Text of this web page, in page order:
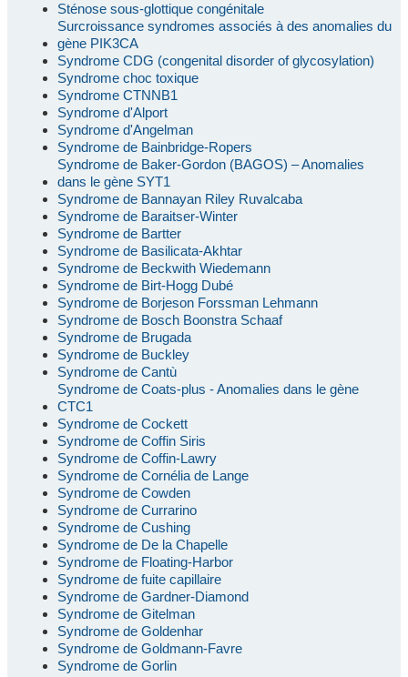
Sténose sous-glottique congénitale
Surcroissance syndromes associés à des anomalies du
gène PIK3CA
Syndrome CDG (congenital disorder of glycosylation)
Syndrome choc toxique
Syndrome CTNNB1
Syndrome d'Alport
Syndrome d'Angelman
Syndrome de Bainbridge-Ropers
Syndrome de Baker-Gordon (BAGOS) – Anomalies
dans le gène SYT1
Syndrome de Bannayan Riley Ruvalcaba
Syndrome de Baraitser-Winter
Syndrome de Bartter
Syndrome de Basilicata-Akhtar
Syndrome de Beckwith Wiedemann
Syndrome de Birt-Hogg Dubé
Syndrome de Borjeson Forssman Lehmann
Syndrome de Bosch Boonstra Schaaf
Syndrome de Brugada
Syndrome de Buckley
Syndrome de Cantù
Syndrome de Coats-plus - Anomalies dans le gène
CTC1
Syndrome de Cockett
Syndrome de Coffin Siris
Syndrome de Coffin-Lawry
Syndrome de Cornélia de Lange
Syndrome de Cowden
Syndrome de Currarino
Syndrome de Cushing
Syndrome de De la Chapelle
Syndrome de Floating-Harbor
Syndrome de fuite capillaire
Syndrome de Gardner-Diamond
Syndrome de Gitelman
Syndrome de Goldenhar
Syndrome de Goldmann-Favre
Syndrome de Gorlin